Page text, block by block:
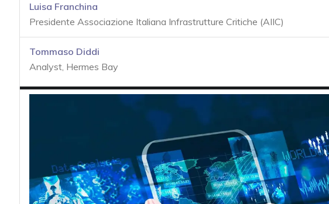
Luisa Franchina
Presidente Associazione Italiana Infrastrutture Critiche (AIIC)
Tommaso Diddi
Analyst, Hermes Bay